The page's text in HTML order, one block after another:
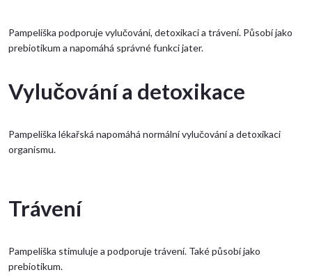
Pampeliška podporuje vylučování, detoxikaci a trávení. Působí jako
prebiotikum a napomáhá správné funkci jater.
Vylučování a detoxikace
Pampeliška lékařská napomáhá normální vylučování a detoxikaci
organismu.
Trávení
Pampeliška stimuluje a podporuje trávení. Také působí jako
prebiotikum.